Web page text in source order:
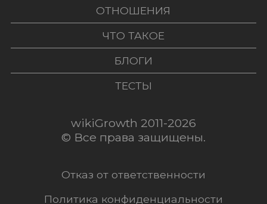
ОТНОШЕНИЯ
ЧТО ТАКОЕ
БЛОГИ
ТЕСТЫ
wikiGrowth 2011-2026
© Все права защищены.
Отказ от ответственности
Политика конфиденциальности